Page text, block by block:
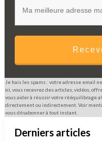
Je hais les spams : votre adresse email
ici, vous recevrez des articles, vidéos,
vous aider à réussir votre rééquilibrage
directement ou indirectement. Voir
vous désabonner à tout instant.
Derniers articles